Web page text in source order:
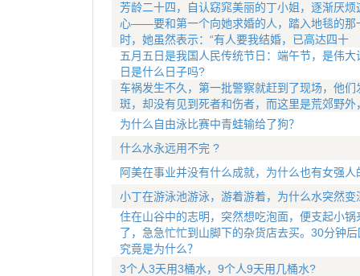
芳龄二十四，自认窈窕美丽的丁小姐，逐渐厌
心——要和第一个向她求婚的人，踏入地毯的那
时，她虽然表示：“有人要我结婚，已高达四十
五月五日是我国人民传统节日：端午节，是伟
日是什么日子吗?
车祸发生不久，第一批警察就赶到了现场，他
斑，却没有见到死者和伤者，而这里是荒郊野
为什么自由泳比赛中青蛙输给了狗？
什么水永远用不完 ?
阿美在事业并没有什么成就，为什么也有女强人
小丁在游泳池游泳，游着游着，为什么水突然变
住在山谷中的志明，突然想吃泡面，便支起小
了，急急忙忙到山脚下的杂货店去买。30分钟
究竟是为什么？
3个人3天用3桶水，9个人9天用几桶水?